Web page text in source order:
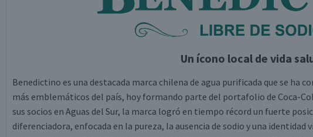
Un ícono local de vida
Benedictino es una destacada marca chilena de agua purificada que se ha
más emblemáticos del país, hoy formando parte del portafolio de Coca-
sus socios en Aguas del Sur, la marca logró en tiempo récord un fuerte
diferenciadora, enfocada en la pureza, la ausencia de sodio y una identidad